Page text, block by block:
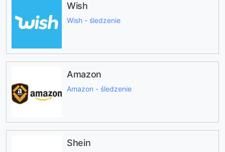
Wish
Wish - śledzenie
Amazon
Amazon - śledzenie
Shein